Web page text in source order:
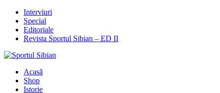
Interviuri
Special
Editoriale
Revista Sportul Sibian – ED II
Acasă
Shop
Istorie